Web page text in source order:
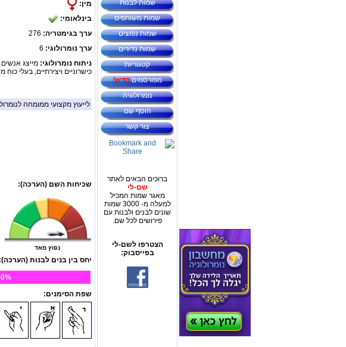
שמות לבנות
שמות משותפים
שמות נפוצים
שמות נדירים
קטגוריות
מפורסמיםחדש!
נומרולוגיה
הוסף שם
צור קשר
ברוכים הבאים לאתר
שם-לי
מאגר שמות המכיל
למעלה מ- 3000 שמות
שונים לבנים ולבנות עם
פירושים לכל שם.
הצטרפו לשם-לי
בפייסבוק:
מין:
בינלאומי:
ערך בגימטריה:
ערך נומרולוגי: 6
ניתוח נומרולוגי: מייצג
כישרוניים ויצירתיים, בעלי
לייעוץ מקצועי ממומחה
שכיחות השם (הערכה):
נפוץ מאד
יחס בין בנים לבנות (הערכה):
שפת הסימנים: